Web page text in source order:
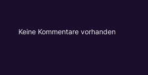
Keine Kommentare vorhanden